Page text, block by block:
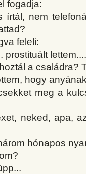
fogadja:
nem
feleli:
prostituált lettem....
a családra?
hogy
meg a
neked, apa,
hónapos